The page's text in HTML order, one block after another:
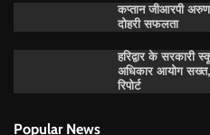
कप्तान जीआरपी
दोहरी सफलता
हरिद्वार के
अधिकार आयोग सख्त,
रिपोर्ट
Popular News